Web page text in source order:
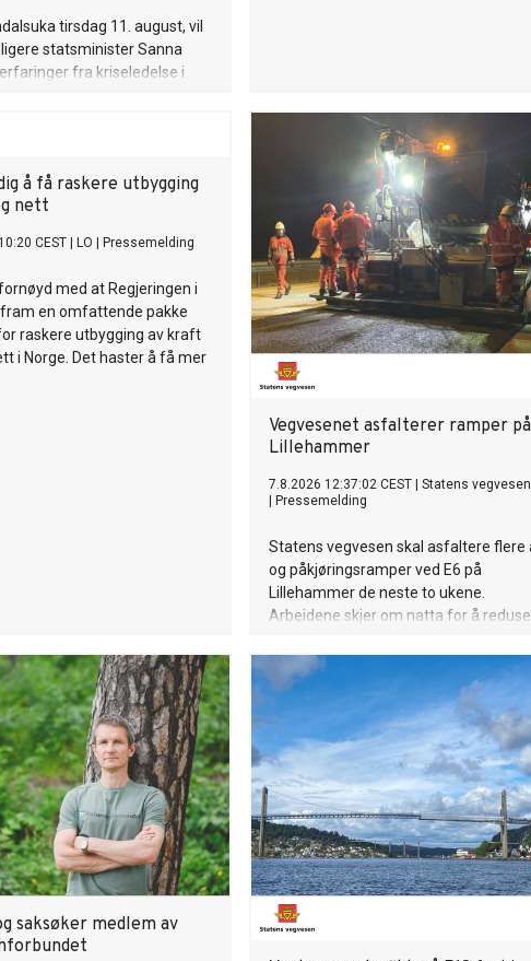
tirsdag 11. august, vil
statsminister Sanna
fra kriseledelse i
verdens mest robuste
langsiktig planlegging,
sterk beredskapskultur.
å få raskere utbygging
nett
CEST LO Pressemelding
med at Regjeringen i
en omfattende pakke
raskere utbygging av kraft
i Norge. Det haster å få mer
Vegvesenet asfalterer ramper på
Lillehammer
7.8.2026 12:37:02 CEST
Statens vegvesen
Pressemelding
Statens vegvesen skal asfaltere flere
og påkjøringsramper ved E6 på
Lillehammer de neste to ukene.
Arbeidene skjer om natta for å
saksøker medlem av